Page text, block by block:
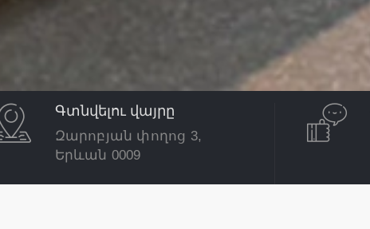
Գտնվելու վայրը
Զարոբյան փողոց 3,
Երևան 0009